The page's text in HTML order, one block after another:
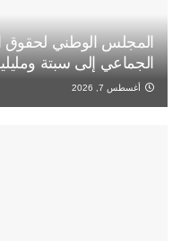
المجلس الوطني لحقوق
الجماعي إلى سبتة
أغسطس 7, 2026